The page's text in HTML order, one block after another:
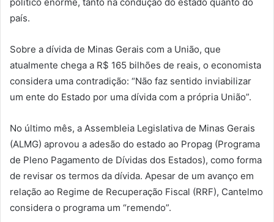
país.
Sobre a dívida de Minas Gerais com a União, que
atualmente chega a R$ 165 bilhões de reais, o economista
considera uma contradição: “Não faz sentido inviabilizar
um ente do Estado por uma dívida com a própria União”.
No último mês, a Assembleia Legislativa de Minas Gerais
(ALMG) aprovou a adesão do estado ao Propag (Programa
de Pleno Pagamento de Dívidas dos Estados), como forma
de revisar os termos da dívida. Apesar de um avanço em
relação ao Regime de Recuperação Fiscal (RRF), Cantelmo
considera o programa um “remendo”.